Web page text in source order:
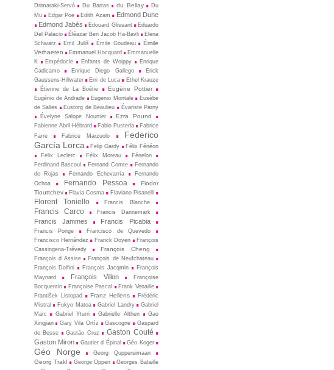
Drimaraki-Servò
Du Bartas du Bellay
Du
Mu
Edgar Poe Edith Azam
Edmond Dune
Edmond Jabès
Edouard Glissant
Eduardo
Del Palacio
Éléazar Ben Jacob Ha-Bavli
Elena
Schwarz
Emil Juliš Émile Goudeau
Émile
Verhaeren
Emmanuel Hocquard
Emmanuelle
K
Empédocle Enfants de Woippy
Enrique
Cadicamo
Enrique Diego Gallego
Erick
Gaussens-Hillwater
Erri de Luca
Ethel Krauze
Étienne de La Boétie
Eugène Pottier
Eugénio de Andrade Eugenio Montale
Eusèbe
de Salles
Eustorg de Beaulieu
Évariste Parny
Évelyne Salope Nourtier
Ezra Pound
Fabienne Abril-Hébrard Fabio Pusterla
Fabrice
Farre
Fabrice Marzuolo
Federico
García Lorca
Felip Gardy
Félix Fénéon
Felix Leclerc
Félix Moreau
Fénelon
Ferdinand Bascoul
Fernand Comte
Fernando
de Rojas
Fernando Echevarría
Fernando
Ochoa
Fernando Pessoa
Fiodor
Tiouttchev
Flavia Cosma Flaviano Pisanelli
Florent Toniello Francis Blanche
Francis Carco Francis Dannemark
Francis Jammes Francis Picabia
Francis Ponge
Francisco de Quevedo
Francisco Hernández
Franck Doyen
François
Cassingena-Trévedy
François Cheng
François d Assise
François de Neufchateau
François Dolfini
François Jacqmin
François
Maynard
François Villon
Françoise
Bocquentin
Françoise Pascal
Frank Venaille
František Listopad
Franz Hellens
Frédéric
Mistral
Fukyo Matoa Gabriel Landry
Gabriel
Marc
Gabriel Yturri Gabrielle Althen
Gao
Xingjian
Gary Vila Ortíz Gascogne
Gaspard
de Besse
Gastão Cruz Gaston Couté
Gaston Miron Gautier d Épinal Géo Koger
Géo Norge Georg Quppersimaan
Georg Trakl George Oppen
Georges Bataille